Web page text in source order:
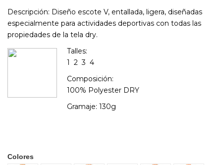
Descripción: Diseño escote V, entallada, ligera, diseñadas
especialmente para actividades deportivas con todas las
propiedades de la tela dry.
Talles:
1 2 3 4
Composición:
100% Polyester DRY
Gramaje: 130g
Colores